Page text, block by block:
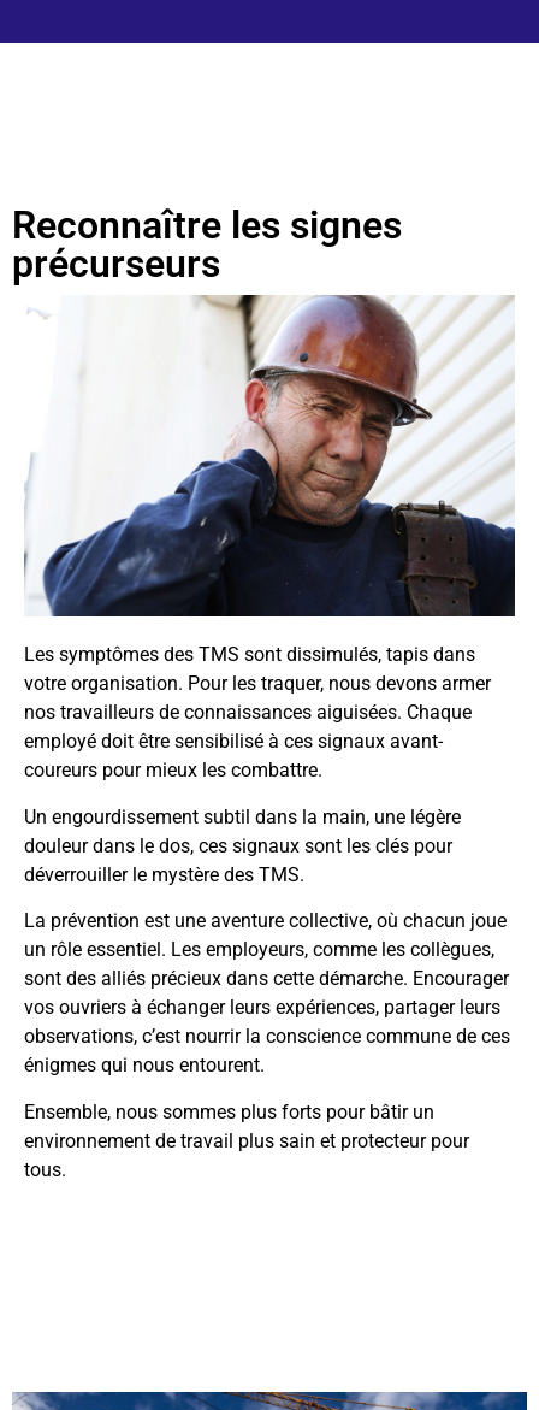
Reconnaître les signes
précurseurs
Les symptômes des TMS sont dissimulés, tapis dans
votre organisation. Pour les traquer, nous devons armer
nos travailleurs de connaissances aiguisées. Chaque
employé doit être sensibilisé à ces signaux avant-
coureurs pour mieux les combattre.
Un engourdissement subtil dans la main, une légère
douleur dans le dos, ces signaux sont les clés pour
déverrouiller le mystère des TMS.
La prévention est une aventure collective, où chacun joue
un rôle essentiel. Les employeurs, comme les collègues,
sont des alliés précieux dans cette démarche. Encourager
vos ouvriers à échanger leurs expériences, partager leurs
observations, c’est nourrir la conscience commune de ces
énigmes qui nous entourent.
Ensemble, nous sommes plus forts pour bâtir un
environnement de travail plus sain et protecteur pour
tous.